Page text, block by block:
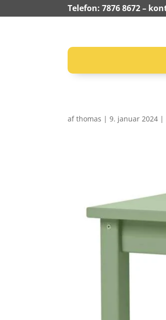
Telefon: 7876 8672 –
afthomas |9. januar 2024 |